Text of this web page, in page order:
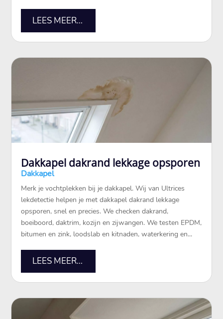
LEES MEER...
Dakkapel dakrand lekkage opsporen
Dakkapel
Merk je vochtplekken bij je dakkapel.​ Wij van Ultrices
lekdetectie helpen je met dakkapel dakrand lekkage
opsporen, snel en precies.​ We checken dakrand,
boeiboord, daktrim, kozijn en zijwangen.​ We testen EPDM,
bitumen en zink, loodslab en kitnaden, waterkering en...
LEES MEER...